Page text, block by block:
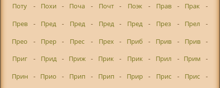
Поту
- Похи - Поча - Почт - Поэк - Прав - Прак
-
Прев
- Пред - Пред - Пред - Пред - През - Прел
-
Прео
- Прер - Прес - Прех - Приб - Прив - Прив
-
Приг
- Прид - Приж - Прик - Прик - Прил - Прим
-
Прин
- Прио - Прип - Прип - Прир - Прис - Прис
-